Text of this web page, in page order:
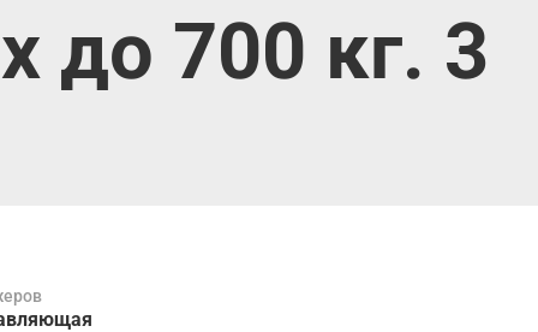
до 700 кг. 3